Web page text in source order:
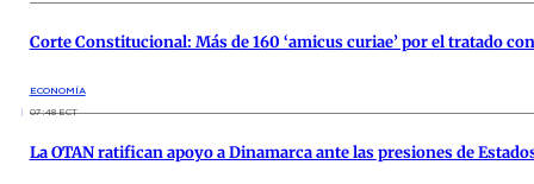
Corte Constitucional: Más de 160 ‘amicus curiae’ por el tratado
ECONOMÍA
07:48 ECT
La OTAN ratifican apoyo a Dinamarca ante las presiones de